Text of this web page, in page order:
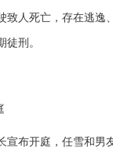
致人死亡，存在逃逸
徒刑。
布开庭，任雪和男